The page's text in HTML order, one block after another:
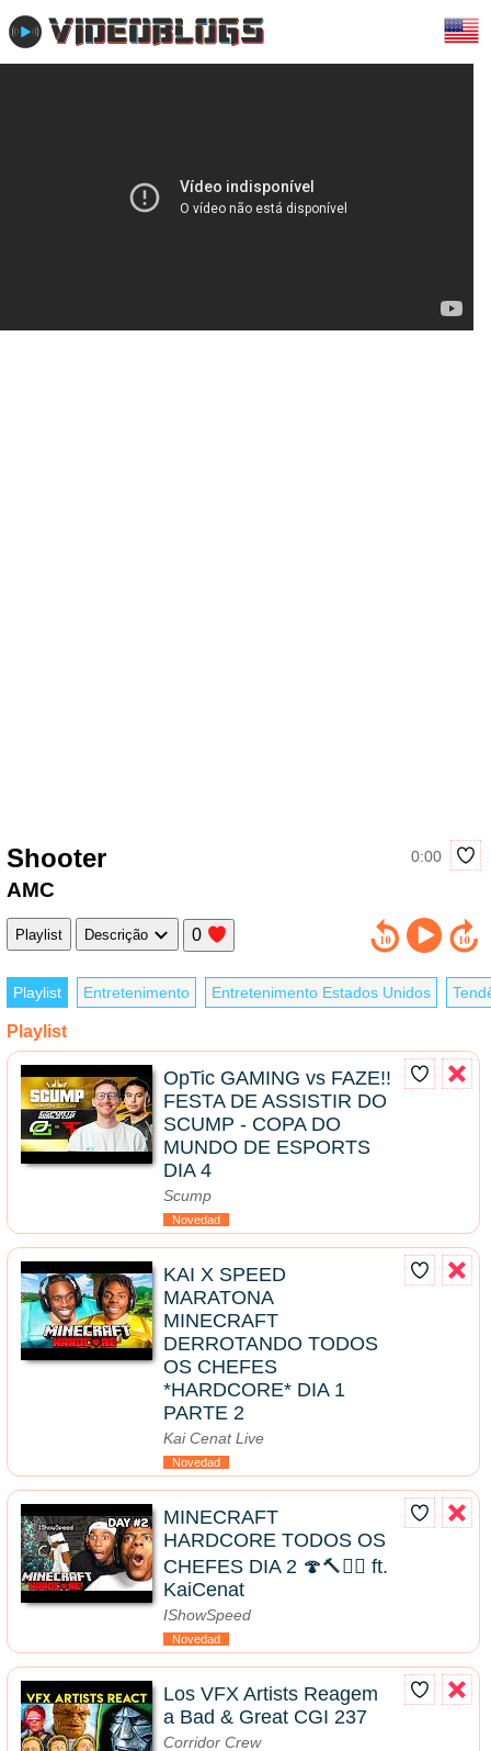
Shooter 0:00
AMC
Playlist Descrição 0
Playlist Entretenimento Entretenimento Estados Unidos
Playlist
OpTic GAMING vs FAZE!!
FESTA DE ASSISTIR DO
SCUMP - COPA DO
MUNDO DE ESPORTS
DIA 4
Scump
Novedad
KAI X SPEED
MARATONA
MINECRAFT
DERROTANDO TODOS
OS CHEFES
*HARDCORE* DIA 1
PARTE 2
Kai Cenat Live
Novedad
MINECRAFT
HARDCORE TODOS OS
CHEFES DIA 2 🍄🔨🧟‍♂️ ft.
KaiCenat
IShowSpeed
Novedad
Los VFX Artists Reagem
a Bad & Great CGI 237
Corridor Crew